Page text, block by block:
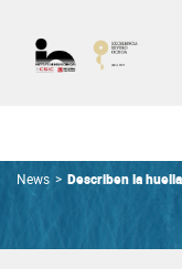
content
News > Describen la